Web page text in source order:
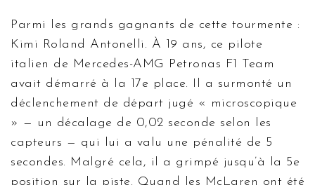
Parmi les grands gagnants de cette tourmente :
Kimi Roland Antonelli . À 19 ans, ce pilote
italien de Mercedes-AMG Petronas F1 Team
avait démarré à la 17e place. Il a surmonté un
déclenchement de départ jugé « microscopique
» — un décalage de 0,02 seconde selon les
capteurs — qui lui a valu une pénalité de 5
secondes. Malgré cela, il a grimpé jusqu’à la 5e
position sur la piste. Quand les McLaren ont été